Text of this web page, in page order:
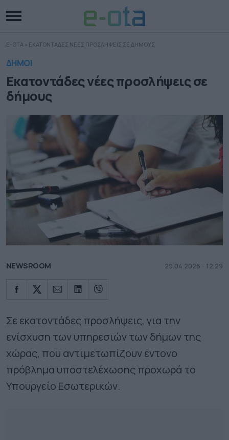
E-OTA » ΕΚΑΤΟΝΤΑΔΕΣ ΝΕΕΣ ΠΡΟΣΛΗΨΕΙΣ ΣΕ ΔΗΜΟΥΣ
ΔΗΜΟΙ
Εκατοντάδες νέες προσλήψεις σε
δήμους
NEWSROOM 29.04.2026 - 12.29
Σε εκατοντάδες προσλήψεις, για την
ενίσχυση των υπηρεσιών των δήμων της
χώρας, που αντιμετωπίζουν έντονο
πρόβλημα υποστελέχωσης προχωρά το
Υπουργείο Εσωτερικών.